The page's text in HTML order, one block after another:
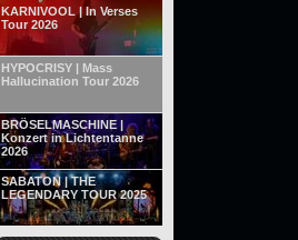
KARNIVOOL | In Verses
Tour 2026
HYPOCRISY | Mass
Hallucination Tour 2026
BRÖSELMASCHINE |
Konzert in Lichtentanne
2026
SABATON | THE
LEGENDARY TOUR 2025